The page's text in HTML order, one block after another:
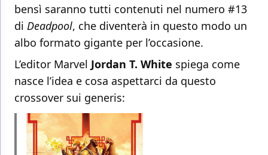
bensì saranno tutti contenuti nel numero #13
di Deadpool, che diventerà in questo modo un
albo formato gigante per l’occasione.
L’editor Marvel Jordan T. White spiega come
nasce l’idea e cosa aspettarci da questo
crossover sui generis: